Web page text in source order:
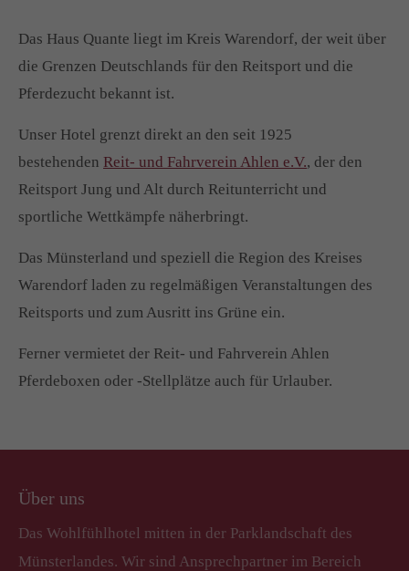
Das Haus Quante liegt im Kreis Warendorf, der weit über
die Grenzen Deutschlands für den Reitsport und die
Pferdezucht bekannt ist.
Unser Hotel grenzt direkt an den seit 1925
bestehenden Reit- und Fahrverein Ahlen e.V., der den
Reitsport Jung und Alt durch Reitunterricht und
sportliche Wettkämpfe näherbringt.
Das Münsterland und speziell die Region des Kreises
Warendorf laden zu regelmäßigen Veranstaltungen des
Reitsports und zum Ausritt ins Grüne ein.
Ferner vermietet der Reit- und Fahrverein Ahlen
Pferdeboxen oder -Stellplätze auch für Urlauber.
Über uns
Das Wohlfühlhotel mitten in der Parklandschaft des
Münsterlandes. Wir sind Ansprechpartner im Bereich